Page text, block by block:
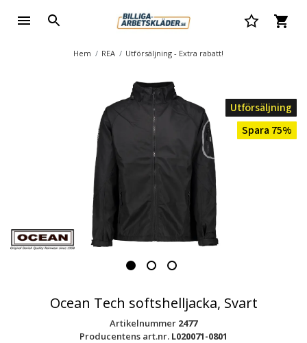
Hem REA Utförsäljning - Extra rabatt!
Utförsäljning
Spara 75%
Ocean Tech softshelljacka, Svart
Artikelnummer 2477
Producentens art.nr. L020071-0801